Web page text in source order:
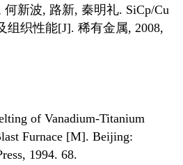
新波, 路新, 秦明礼. SiCp/Cu
组织性能[J]. 稀有金属, 2008,
of Vanadium-Titanium
Furnace [M]. Beijing:
1994. 68.